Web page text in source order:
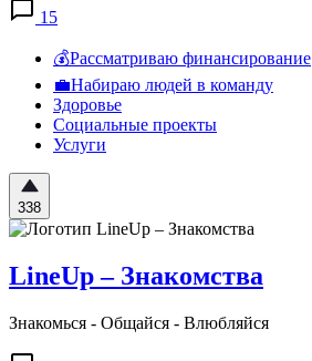
15
💰Рассматриваю финансирование
💼Набираю людей в команду
Здоровье
Социальные проекты
Услуги
338
LineUp – Знакомства
Знакомься - Общайся - Влюбляйся